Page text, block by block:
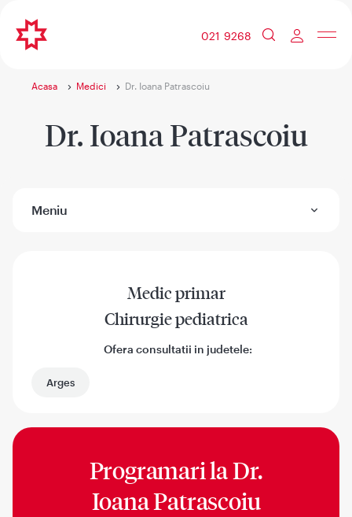
021 9268
Acasa Medici Dr. Ioana Patrascoiu
Dr. Ioana Patrascoiu
Meniu
Medic primar
Chirurgie pediatrica
Ofera consultatii in judetele:
Arges
Programari laDr.
Ioana Patrascoiu